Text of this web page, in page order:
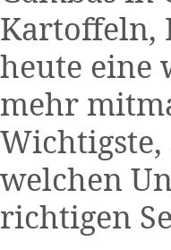
Kartoffeln,
heute eine
mehr
welchen
richtigen